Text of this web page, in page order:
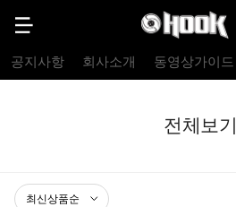
공지사항 회사소개 동영상가이드
전체보기